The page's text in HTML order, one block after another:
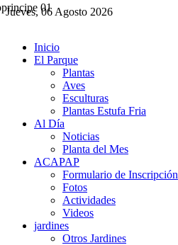
Jueves, 06 Agosto 2026
Inicio
El Parque
Plantas
Aves
Esculturas
Plantas Estufa Fria
Al Día
Noticias
Planta del Mes
ACAPAP
Formulario de Inscripción
Fotos
Actividades
Videos
jardines
Otros Jardines